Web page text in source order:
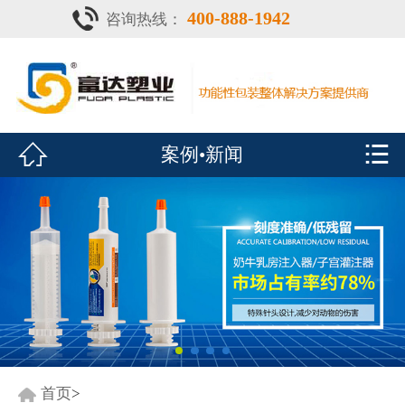
 首页
展会风采
关于鑫富达
咨询热线： 400-888-1942
 案例•新闻 
首页>